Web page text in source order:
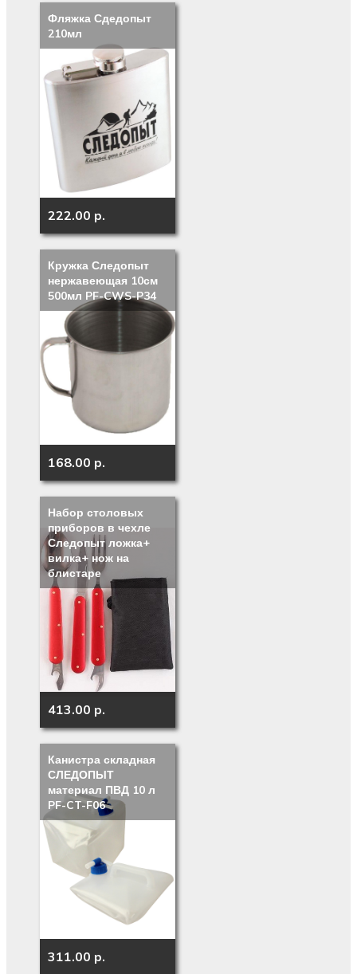
Фляжка Сдедопыт
210мл
222.00 p.
Кружка Следопыт
нержавеющая 10см
500мл PF-CWS-P34
168.00 p.
Набор столовых
приборов в чехле
Следопыт ложка+
вилка+ нож на
блистаре
413.00 p.
Канистра складная
СЛЕДОПЫТ
материал ПВД 10 л
PF-CT-F06
311.00 p.